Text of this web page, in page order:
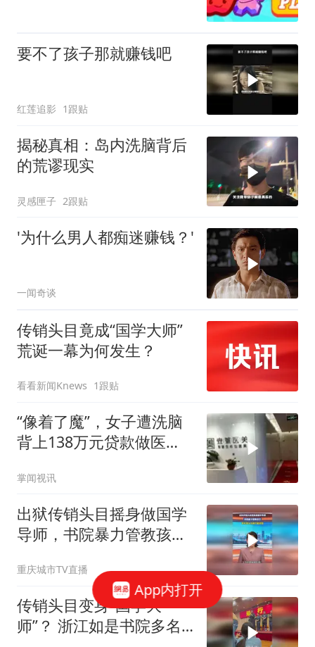
要不了孩子那就赚钱吧
红莲追影 1跟贴
揭秘真相：岛内洗脑背后
的荒谬现实
灵感匣子 2跟贴
'为什么男人都痴迷赚钱？'
一闻奇谈
传销头目竟成“国学大师”
荒诞一幕为何发生？
看看新闻Knews 1跟贴
“像着了魔”，女子遭洗脑
背上138万元贷款做医
连上厕所都跟着
掌闻视讯
出狱传销头目摇身做国学
导师，书院暴力管教孩
错
重庆城市TV直播
传销头目变身“国学大
师”？ 浙江如是书院多名
App内打开